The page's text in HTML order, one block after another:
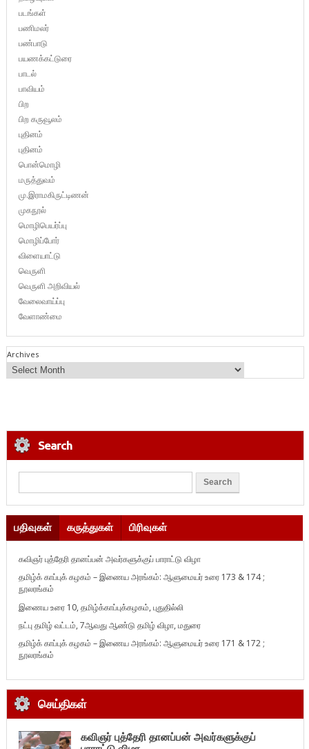
படங்கள்
பணிமலர்
பண்பாடு
பயணக்கட்டுரை
பாடல்
பாவியம்
பிற
பிற கருவூலம்
புதினம்
புதினம்
பொன்மொழி
மருத்துவம்
மு.இராமகிருட்டிணன்
முகநூல்
மொழிபெயர்ப்பு
மொழிப்போர்
விளையாட்டு
வெருளி
வெருளி அறிவியல்
வேலைவாய்ப்பு
வேளாண்மை
Archives
Search
பதிவுகள் கருத்துகள் பிரிவுகள்
கவிஞர் புத்தேரி தானப்பன் அவர்களுக்குப் பாராட்டு விழா
தமிழ்க் காப்புக் கழகம் – இணைய அரங்கம்: ஆளுமையர் உரை 173 & 174 ;
நூலரங்கம்
இணைய உரை 10, தமிழ்க்காப்புக்கழகம், புதுதில்லி
நட்பு தமிழ் வட்டம், 7ஆவது ஆண்டு தமிழ் விழா, மதுரை
தமிழ்க் காப்புக் கழகம் – இணைய அரங்கம்: ஆளுமையர் உரை 171 & 172 ;
நூலரங்கம்
செய்திகள்
கவிஞர் புத்தேரி தானப்பன் அவர்களுக்குப்